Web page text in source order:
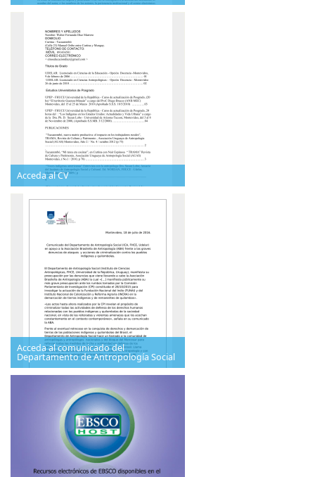
Acceda al CV
Acceda al comunicado del
Departamento de Antropología Social